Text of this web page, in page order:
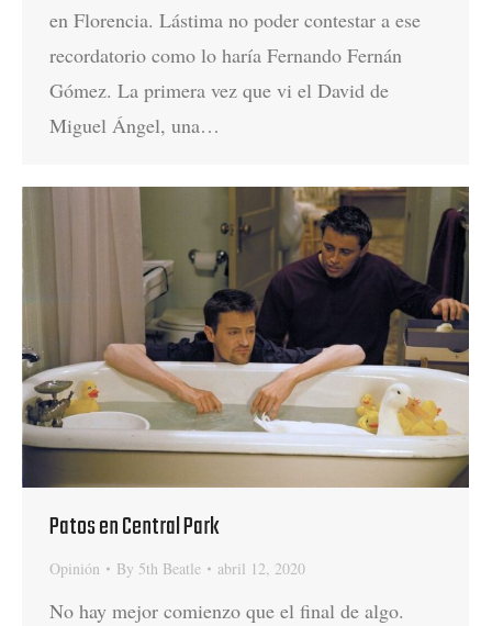
en Florencia. Lástima no poder contestar a ese
recordatorio como lo haría Fernando Fernán
Gómez. La primera vez que vi el David de
Miguel Ángel, una…
Patos en Central Park
Opinión By 5th Beatle abril 12, 2020
No hay mejor comienzo que el final de algo.